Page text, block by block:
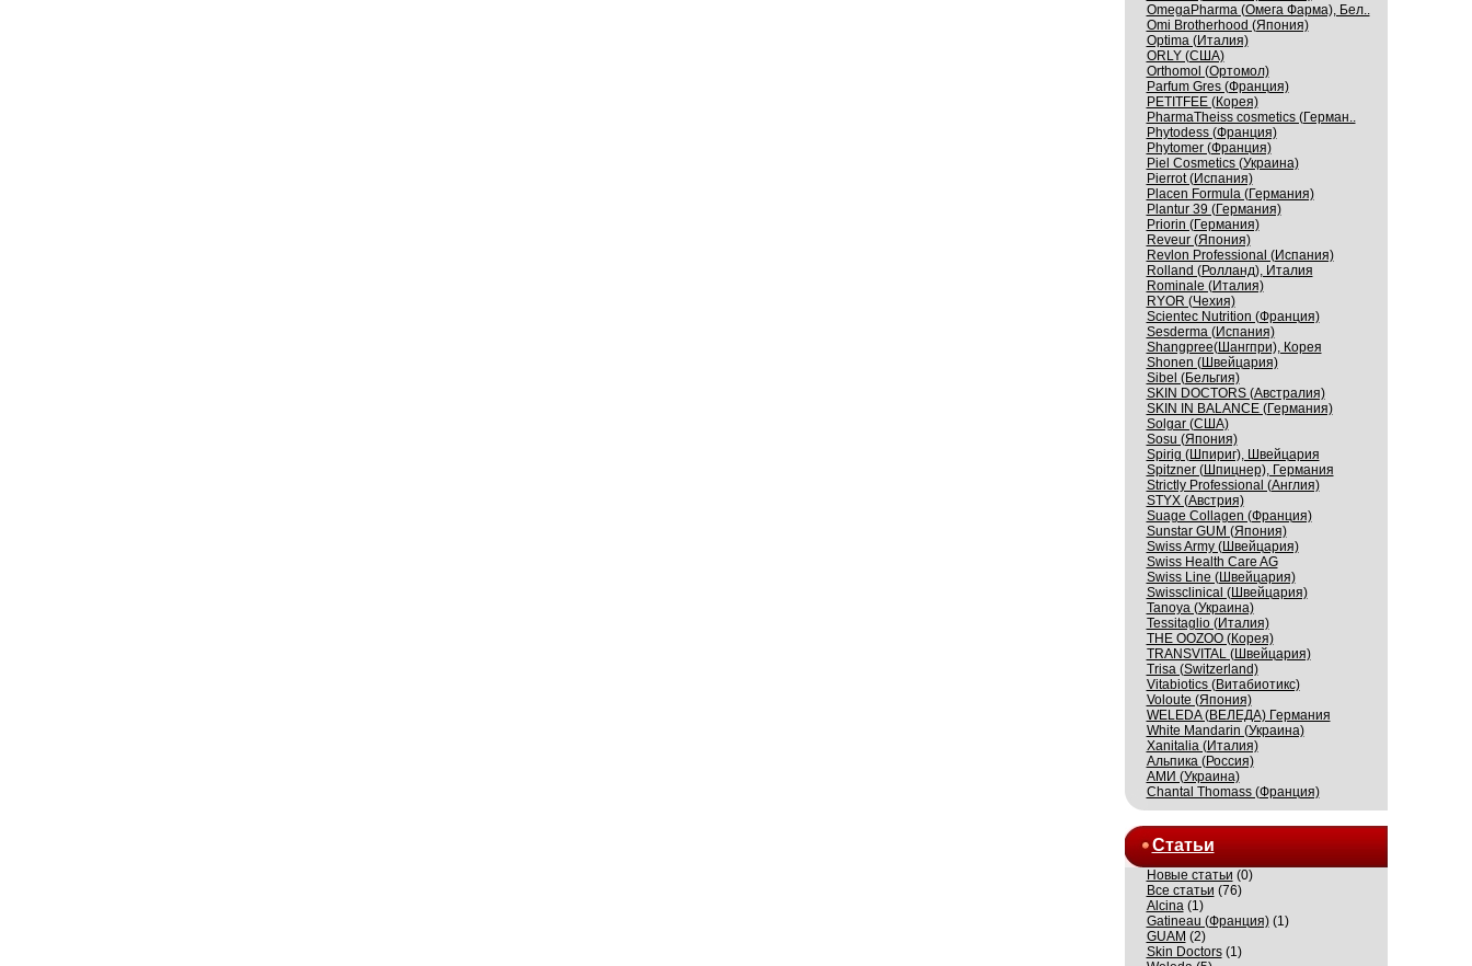
OmegaPharma (Омега Фарма), Бел..
Omi Brotherhood (Япония)
Optima (Италия)
ORLY (США)
Orthomol (Ортомол)
Parfum Gres (Франция)
PETITFEE (Корея)
PharmaTheiss cosmetics (Герман..
Phytodess (Франция)
Phytomer (Франция)
Piel Cosmetics (Украина)
Pierrot (Испания)
Placen Formula (Германия)
Plantur 39 (Германия)
Priorin (Германия)
Reveur (Япония)
Revlon Professional (Испания)
Rolland (Ролланд), Италия
Rominale (Италия)
RYOR (Чехия)
Scientec Nutrition (Франция)
Sesderma (Испания)
Shangpree(Шангпри), Корея
Shonen (Швейцария)
Sibel (Бельгия)
SKIN DOCTORS (Австралия)
SKIN IN BALANCE (Германия)
Solgar (США)
Sosu (Япония)
Spirig (Шпириг), Швейцария
Spitzner (Шпицнер), Германия
Strictly Professional (Англия)
STYX (Австрия)
Suage Collagen (Франция)
Sunstar GUM (Япония)
Swiss Army (Швейцария)
Swiss Health Care AG
Swiss Line (Швейцария)
Swissсlinical (Швейцария)
Tanoya (Украина)
Tessitaglio (Италия)
THE OOZOO (Корея)
TRANSVITAL (Швейцария)
Trisa (Switzerland)
Vitabiotics (Витабиотикс)
Voloute (Япония)
WELEDA (ВЕЛЕДА) Германия
White Mandarin (Украина)
Xanitalia (Италия)
Альпика (Россия)
АМИ (Украина)
Сhantal Thomass (Франция)
Статьи
Новые статьи (0)
Все статьи (76)
Alcina(1)
Gatineau (Франция)(1)
GUAM (2)
Skin Doctors(1)